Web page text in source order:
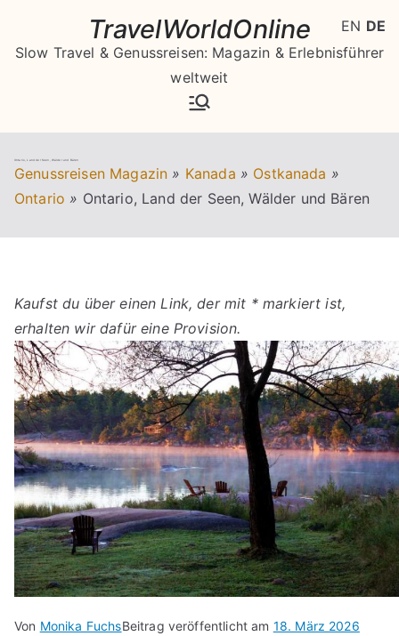
springen
TravelWorldOnline
Slow Travel & Genussreisen: Magazin & Erlebnisführer
weltweit
Ontario, Land der Seen, Wälder und Bären
Genussreisen Magazin » Kanada » Ostkanada »
Ontario » Ontario, Land der Seen, Wälder und Bären
Kaufst du über einen Link, der mit * markiert ist,
erhalten wir dafür eine Provision.
Von Monika FuchsBeitrag veröffentlicht am 18. März 2026
EN DE